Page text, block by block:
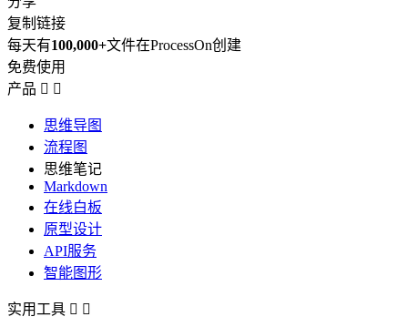
复制链接
每天有100,000+文件在ProcessOn创建
免费使用
产品  
思维导图
流程图
思维笔记
Markdown
在线白板
原型设计
API服务
智能图形
实用工具  